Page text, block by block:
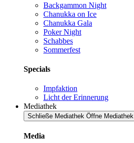
Backgammon Night
Chanukka on Ice
Chanukka Gala
Poker Night
Schabbes
Sommerfest
Specials
Impfaktion
Licht der Erinnerung
Mediathek
Schließe Mediathek Öffne Mediathek
Media